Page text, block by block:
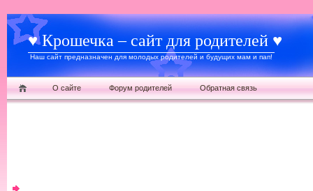
♥ Крошечка – сайт для родителей ♥
Наш сайт предназначен для молодых родителей и будущих мам и пап!
О сайте Форум родителей Обратная связь